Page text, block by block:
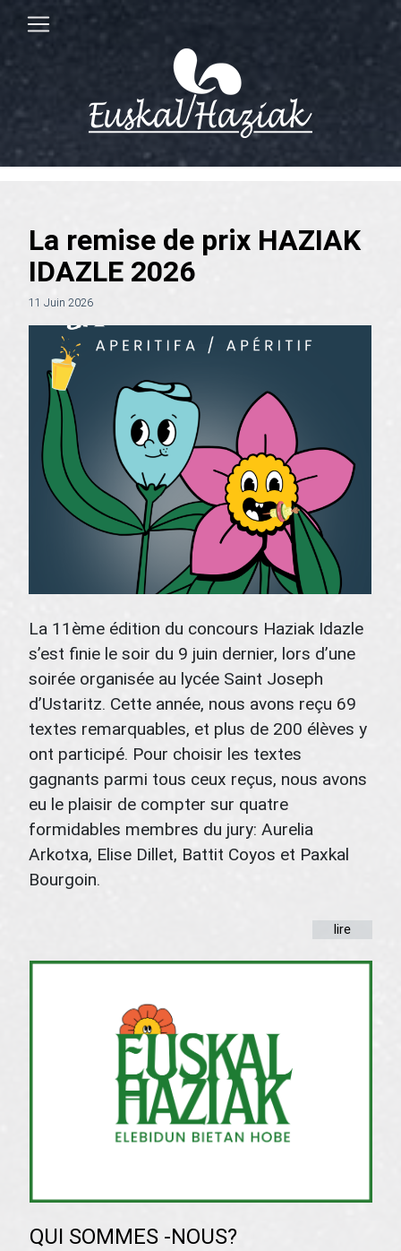
La remise de prix HAZIAK
IDAZLE 2026
11 Juin 2026
La 11ème édition du concours Haziak Idazle
s’est finie le soir du 9 juin dernier, lors d’une
soirée organisée au lycée Saint Joseph
d’Ustaritz. Cette année, nous avons reçu 69
textes remarquables, et plus de 200 élèves y
ont participé. Pour choisir les textes
gagnants parmi tous ceux reçus, nous avons
eu le plaisir de compter sur quatre
formidables membres du jury: Aurelia
Arkotxa, Elise Dillet, Battit Coyos et Paxkal
Bourgoin.
lire
QUI SOMMES -NOUS?